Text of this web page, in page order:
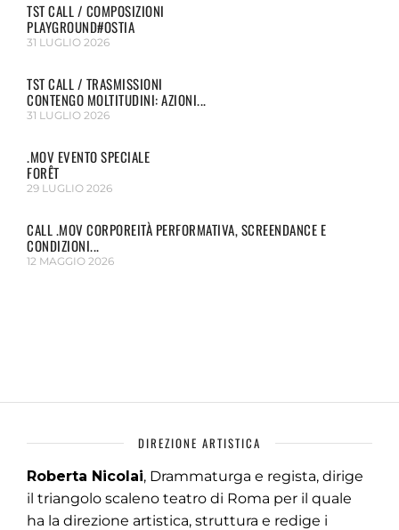
TST CALL / COMPOSIZIONI
PLAYGROUND#OSTIA
31 LUGLIO 2026
TST CALL / TRASMISSIONI
CONTENGO MOLTITUDINI: AZIONI...
31 LUGLIO 2026
.MOV EVENTO SPECIALE
FORÊT
29 LUGLIO 2026
CALL .MOV CORPOREITÀ PERFORMATIVA, SCREENDANCE E
CONDIZIONI...
12 MAGGIO 2026
DIREZIONE ARTISTICA
Roberta Nicolai, Drammaturga e regista, dirige
il triangolo scaleno teatro di Roma per il quale
ha la direzione artistica, struttura e redige i